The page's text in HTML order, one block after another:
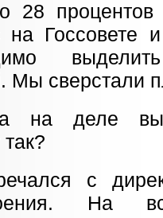
28 процентов
на Госсовете
Мы сверстали
на деле
с
На